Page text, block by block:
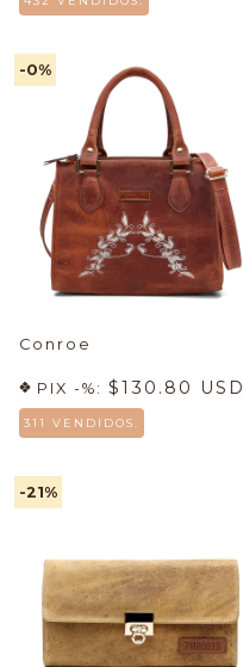
-0%
Conroe
PIX -%: $130.80 USD
311 VENDIDOS.
-21%